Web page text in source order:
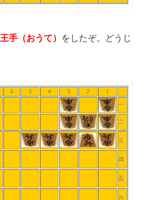
王手（おうて） をしたぞ。どうじ